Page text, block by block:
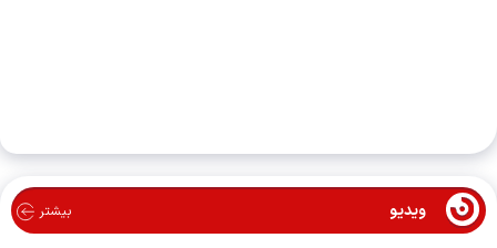
ویدیو بیشتر